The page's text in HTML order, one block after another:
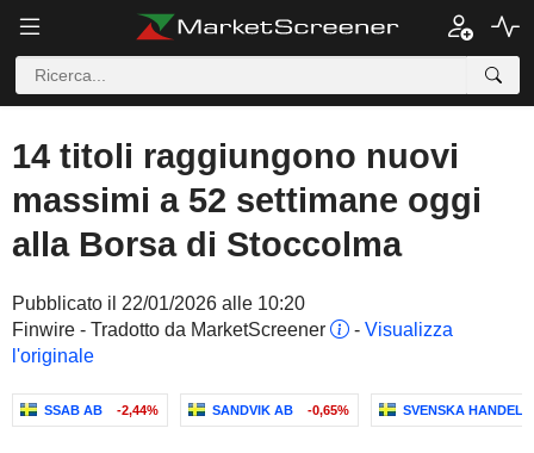
14 titoli raggiungono nuovi
massimi a 52 settimane oggi
alla Borsa di Stoccolma
Pubblicato il 22/01/2026 alle 10:20
Finwire - Tradotto da MarketScreener
- Visualizza
l'originale
SSAB AB -2,44% SANDVIK AB -0,65% SVENSKA